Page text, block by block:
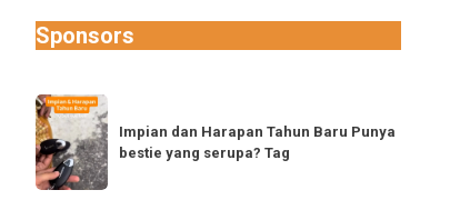
Sponsors
Impian
dan
Harapan
Tahun
Impian dan Harapan Tahun Baru Punya
bestie yang serupa? Tag